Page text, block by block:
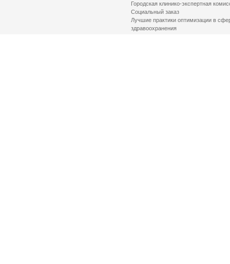
Городская клинико-экспертная
Социальный заказ
Лучшие практики оптимизации в
здравоохранения